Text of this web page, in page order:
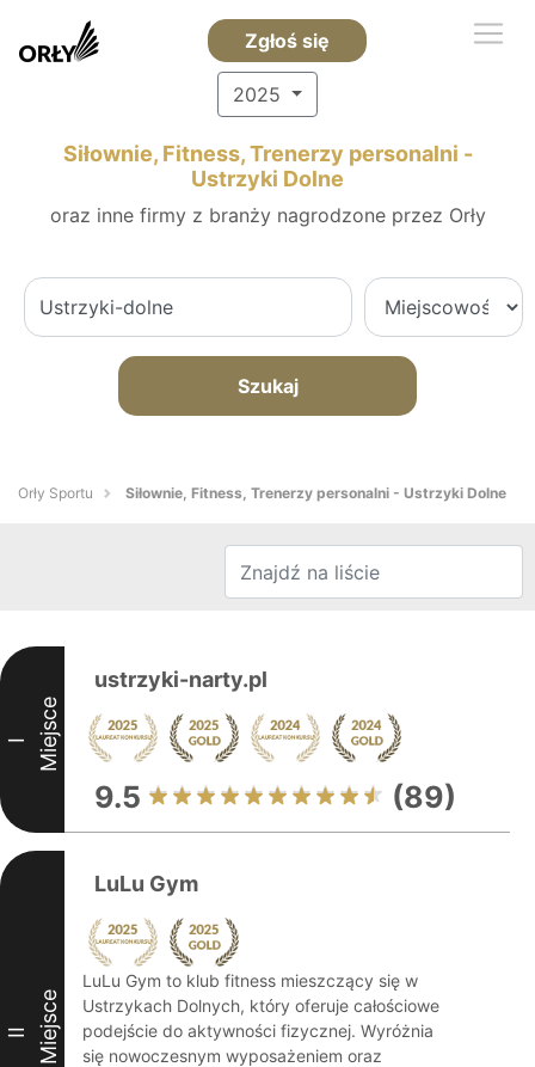
Zgłoś się
2025
Siłownie, Fitness, Trenerzy personalni -
Ustrzyki Dolne
oraz inne firmy z branży nagrodzone przez Orły
Szukaj
Orły Sportu Siłownie, Fitness, Trenerzy personalni - Ustrzyki Dolne
I Miejsce
ustrzyki-narty.pl
9.5 (89)
II Miejsce
LuLu Gym
LuLu Gym to klub fitness mieszczący się w
Ustrzykach Dolnych, który oferuje całościowe
podejście do aktywności fizycznej. Wyróżnia
się nowoczesnym wyposażeniem oraz